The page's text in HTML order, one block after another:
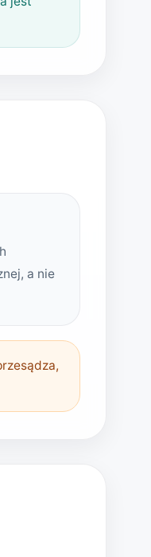
a nie